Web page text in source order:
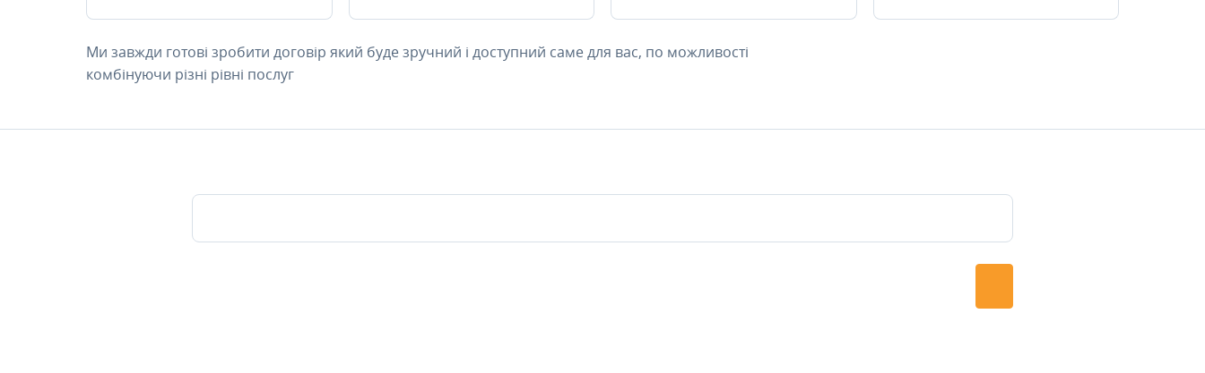
Ми завжди готові зробити договір який буде зручний і доступний саме для вас, по можливості
комбінуючи різні рівні послуг